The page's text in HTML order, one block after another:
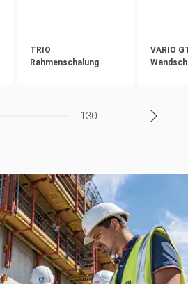
TRIO
Rahmenschalung
VARIO
130